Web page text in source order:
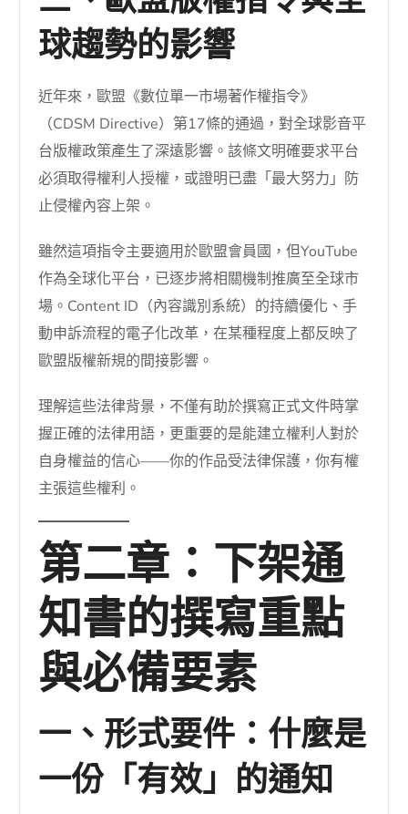
球趨勢的影響
近年來，歐盟《數位單一市場著作權指令》
（CDSM Directive）第17條的通過，對全球影音平
台版權政策產生了深遠影響。該條文明確要求平台
必須取得權利人授權，或證明已盡「最大努力」防
止侵權內容上架。
雖然這項指令主要適用於歐盟會員國，但YouTube
作為全球化平台，已逐步將相關機制推廣至全球市
場。Content ID（內容識別系統）的持續優化、手
動申訴流程的電子化改革，在某種程度上都反映了
歐盟版權新規的間接影響。
理解這些法律背景，不僅有助於撰寫正式文件時掌
握正確的法律用語，更重要的是能建立權利人對於
自身權益的信心——你的作品受法律保護，你有權
主張這些權利。
第二章：下架通
知書的撰寫重點
與必備要素
一、形式要件：什麼是
一份「有效」的通知